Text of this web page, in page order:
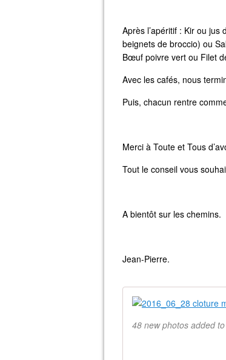
Après l’apéritif : Kir ou
beignets de broccio) ou
Bœuf poivre vert ou Filet
Avec les cafés, nous
Puis, chacun rentre
Merci à Toute et Tous
Tout le conseil vous
A bientôt sur les chemins.
Jean-Pierre.
48 new photos added